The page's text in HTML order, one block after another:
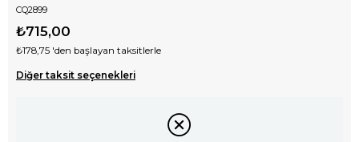
CQ2899
₺715,00
₺178,75 'den başlayan taksitlerle
Diğer taksit seçenekleri